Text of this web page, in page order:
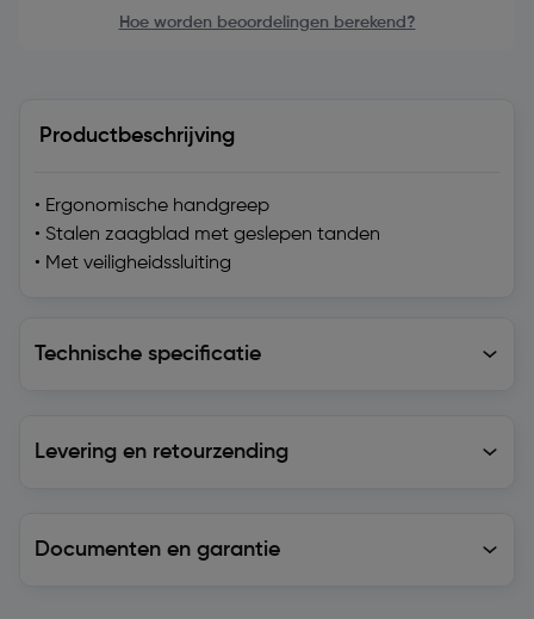
Hoe worden beoordelingen berekend?
Productbeschrijving
• Ergonomische handgreep
• Stalen zaagblad met geslepen tanden
• Met veiligheidssluiting
Technische specificatie
Levering en retourzending
Documenten en garantie